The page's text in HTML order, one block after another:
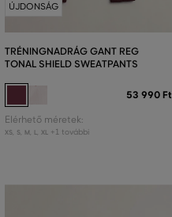
ÚJDONSÁG
TRÉNINGNADRÁG GANT REG
TONAL SHIELD SWEATPANTS
53 990 Ft
Elérhető méretek:
XS, S, M L XL +1 további